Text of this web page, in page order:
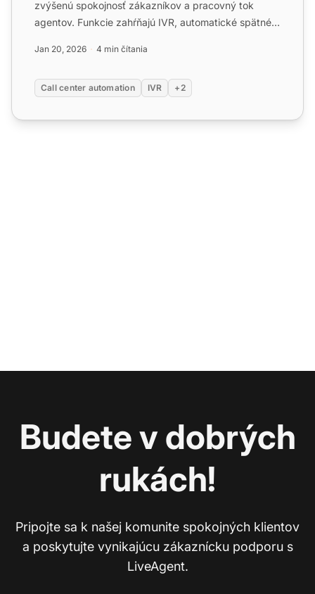
zvýšenú spokojnosť zákazníkov a pracovný tok
agentov. Funkcie zahŕňajú IVR, automatické spätné
Jan 20, 2026 4 min čítania
Call center automation IVR +2
Budete v dobrých
rukách!
Pripojte sa k našej komunite spokojných klientov
a poskytujte vynikajúcu zákaznícku podporu s
LiveAgent.